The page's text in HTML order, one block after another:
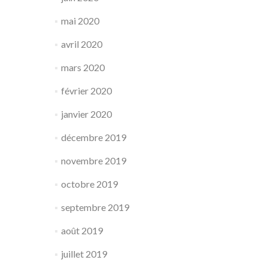
mai 2020
avril 2020
mars 2020
février 2020
janvier 2020
décembre 2019
novembre 2019
octobre 2019
septembre 2019
août 2019
juillet 2019